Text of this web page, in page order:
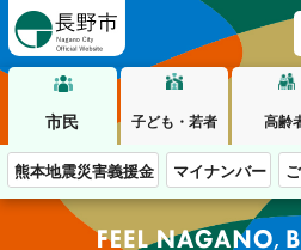
市民 子ども・若者 高齢
熊本地震災害義援金 マイナンバー
この街で、わたしらし